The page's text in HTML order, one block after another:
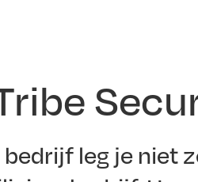
bedrijf leg je niet